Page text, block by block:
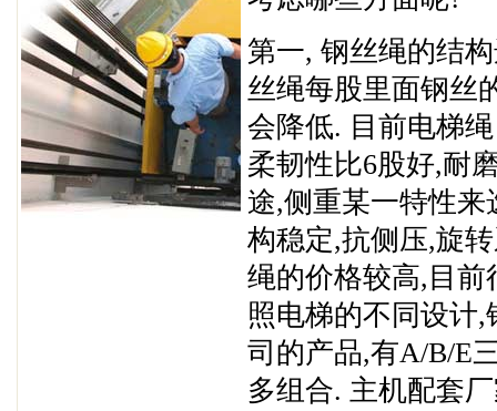
第一, 钢丝绳的结
丝绳每股里面钢丝
会降低. 目前电梯
柔韧性比6股好,耐
途,侧重某一特性
构稳定,抗侧压,旋
绳的价格较高,目
照电梯的不同设计
司的产品,有A/B/E
多组合. 主机配套